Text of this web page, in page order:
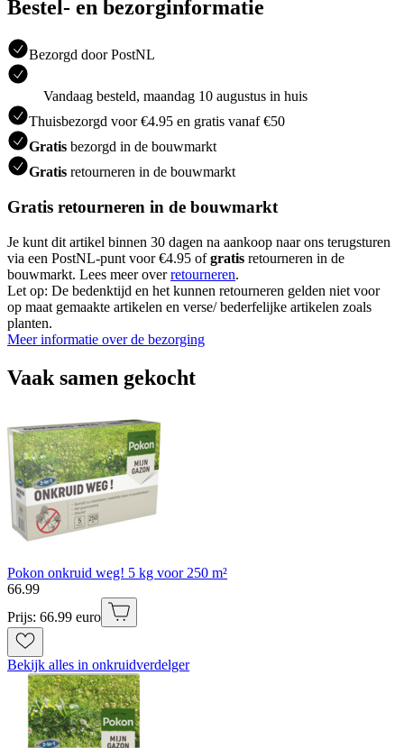
Bestel- en bezorginformatie
Bezorgd door PostNL
Vandaag besteld, maandag 10 augustus in huis
Thuisbezorgd voor €4.95 en gratis vanaf €50
Gratis bezorgd in de bouwmarkt
Gratis retourneren in de bouwmarkt
Gratis retourneren in de bouwmarkt
Je kunt dit artikel binnen 30 dagen na aankoop naar ons terugsturen
via een PostNL-punt voor €4.95 ofgratis retourneren in de
bouwmarkt. Lees meer overretourneren.
Let op: De bedenktijd en het kunnen retourneren gelden niet voor
op maat gemaakte artikelen en verse/ bederfelijke artikelen zoals
planten.
Meer informatie over de bezorging
Vaak samen gekocht
Pokon onkruid weg! 5 kg voor 250 m²
66.99
Prijs: 66.99 euro
Bekijk alles in onkruidverdelger